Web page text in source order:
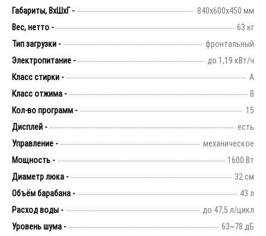
Габариты, ВхШхГ -
840х600х450 мм
Вес, нетто -
63 кг
Тип загрузки -
фронтальный
Электропитание -
до 1,19 кВт/ч
Класс стирки -
А
Класс отжима -
B
Кол-во программ -
15
Дисплей -
есть
Управление -
механическое
Мощность -
1600 Вт
Диаметр люка -
32 см
Объём барабана -
43 л
Расход воды -
до 47,5 л/цикл
Уровень шума -
63~78 дБ